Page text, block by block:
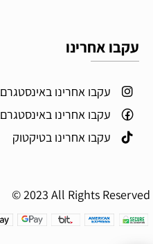
עקבו אחרינו
עקבו אחרינו באינסטגרם
עקבו אחרינו באינסטגרם
עקבו אחרינו בטיקטוק
© 2023 All Rights Reserved